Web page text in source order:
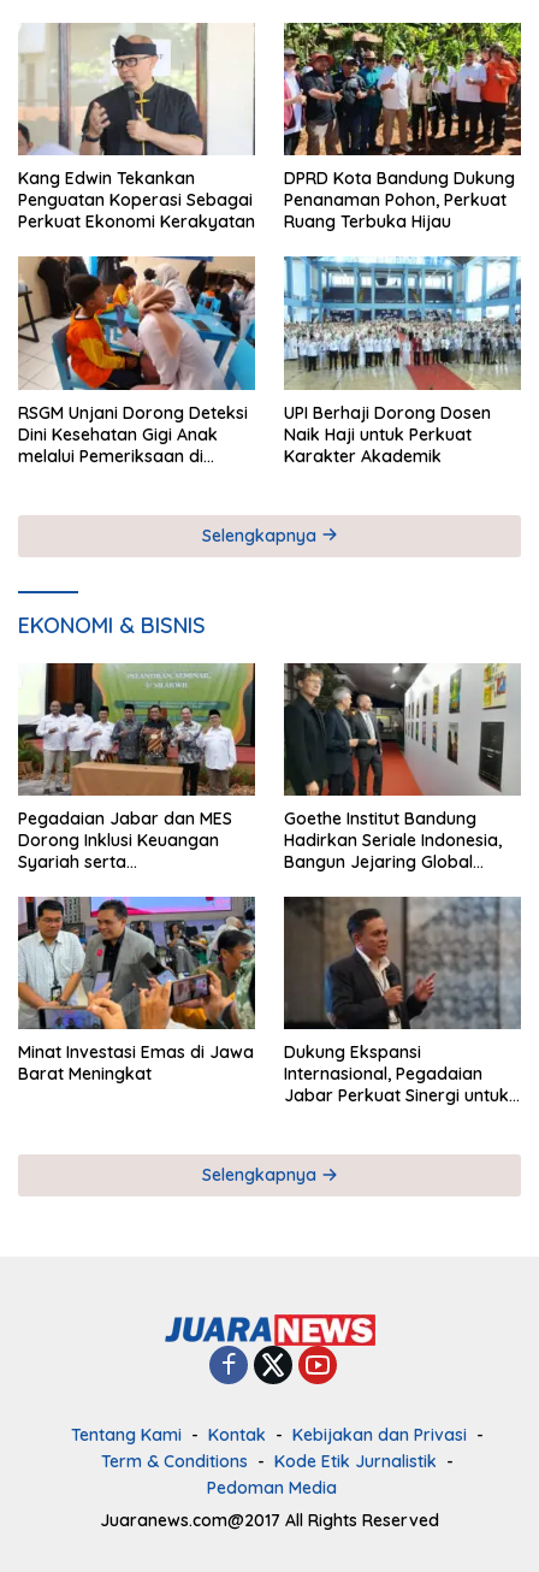
Kang Edwin Tekankan
Penguatan Koperasi Sebagai
Perkuat Ekonomi Kerakyatan
DPRD Kota Bandung Dukung
Penanaman Pohon, Perkuat
Ruang Terbuka Hijau
RSGM Unjani Dorong Deteksi
Dini Kesehatan Gigi Anak
melalui Pemeriksaan di
UPI Berhaji Dorong Dosen
Naik Haji untuk Perkuat
Karakter Akademik
Selengkapnya
EKONOMI & BISNIS
Pegadaian Jabar dan MES
Dorong Inklusi Keuangan
Syariah serta
Goethe Institut Bandung
Hadirkan Seriale Indonesia,
Bangun Jejaring Global
Minat Investasi Emas di Jawa
Barat Meningkat
Dukung Ekspansi
Internasional, Pegadaian
Jabar Perkuat Sinergi untuk
Selengkapnya
Tentang Kami Kontak
Kebijakan dan Privasi
Term & Conditions
Kode Etik Jurnalistik
Pedoman Media
Juaranews.com@2017 All Rights Reserved